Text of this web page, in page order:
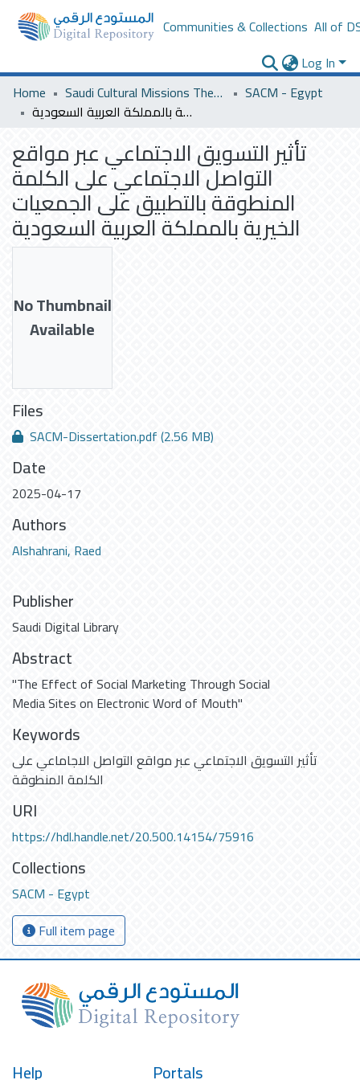
Communities & Collections All of
Log In
Home
Saudi Cultural Missions Theses & Dissertations
SACM - Egypt
تأثير التسويق الاجتماعي عبر مواقع التواصل الاجتماعي على الكلمة المنطوقة بالتطبيق على الجمعيات الخيرية بالمملكة العربية السعودية
تأثير التسويق الاجتماعي عبر مواقع
التواصل الاجتماعي على الكلمة
المنطوقة بالتطبيق على الجمعيات
الخيرية بالمملكة العربية السعودية
No Thumbnail
Available
Files
SACM-Dissertation.pdf(2.56 MB)
Date
2025-04-17
Authors
Alshahrani, Raed
Publisher
Saudi Digital Library
Abstract
"The Effect of Social Marketing Through Social
Media Sites on Electronic Word of Mouth"
Keywords
تأثير التسويق الاجتماعي عبر مواقع التواصل الاجاماعي على
الكلمة المنطوقة
URI
https://hdl.handle.net/20.500.14154/75916
Collections
SACM - Egypt
Full item page
Help Portals